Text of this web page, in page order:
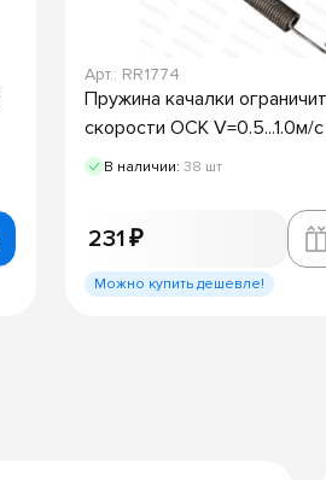
Арт.: RR1774
Пружина качалки
скорости ОСК V=0.5...1.0м/с
В наличии: 38 шт
231 ₽
Можно купить дешевле!